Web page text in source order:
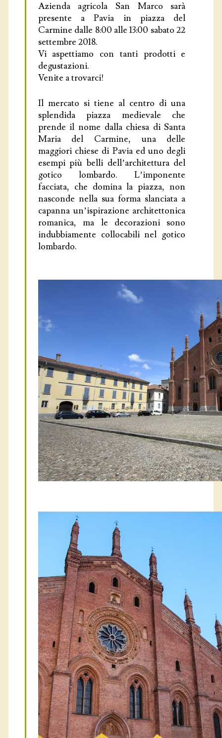
Azienda agricola San Marco sarà
presente a Pavia in piazza del
Carmine dalle 8:00 alle 13:00 sabato 22
settembre 2018.
Vi aspettiamo con tanti prodotti e
degustazioni.
Venite a trovarci!
Il mercato si tiene al centro di una
splendida piazza medievale che
prende il nome dalla chiesa di Santa
Maria del Carmine, una delle
maggiori chiese di Pavia ed uno degli
esempi più belli dell’architettura del
gotico lombardo. L’imponente
facciata, che domina la piazza, non
nasconde nella sua forma slanciata a
capanna un’ispirazione architettonica
romanica, ma le decorazioni sono
indubbiamente collocabili nel gotico
lombardo.